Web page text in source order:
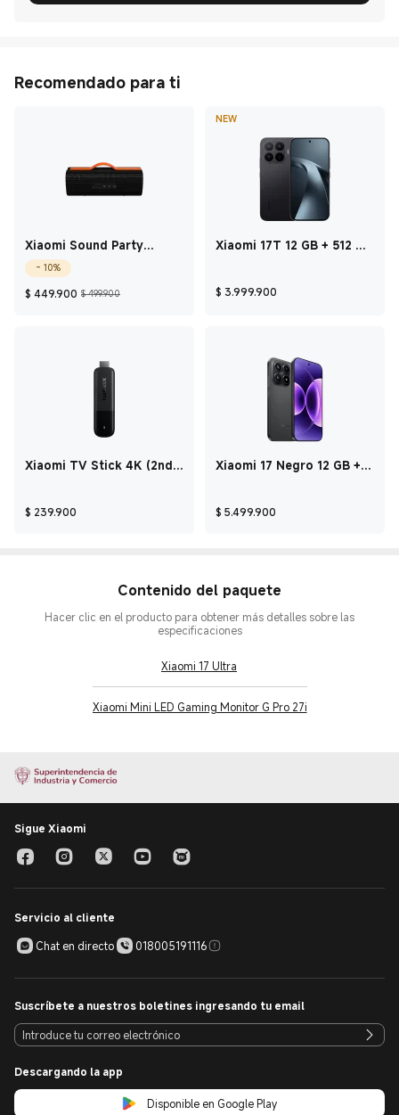
Recomendado para ti
Xiaomi Sound Party
Negro
- 10%
$ 449.900 Current Price $ 449.900
$ 499.900Precio de comercialización $ 499.900
NEW
Xiaomi 17T 12 GB + 512 GB
$ 3.999.900
Xiaomi TV Stick 4K (2nd
$ 239.900 Current Price $ 239.900
Xiaomi 17 Negro 12 GB +
$ 5.499.900
Contenido del paquete
Hacer clic en el producto para obtener más detalles sobre las
especificaciones
Xiaomi 17 Ultra
Xiaomi Mini LED Gaming Monitor G Pro 27i
Sigue Xiaomi
Servicio al cliente
Chat en directo
018005191116
Suscríbete a nuestros boletines ingresando tu email
Descargando la app
Disponible en Google Play